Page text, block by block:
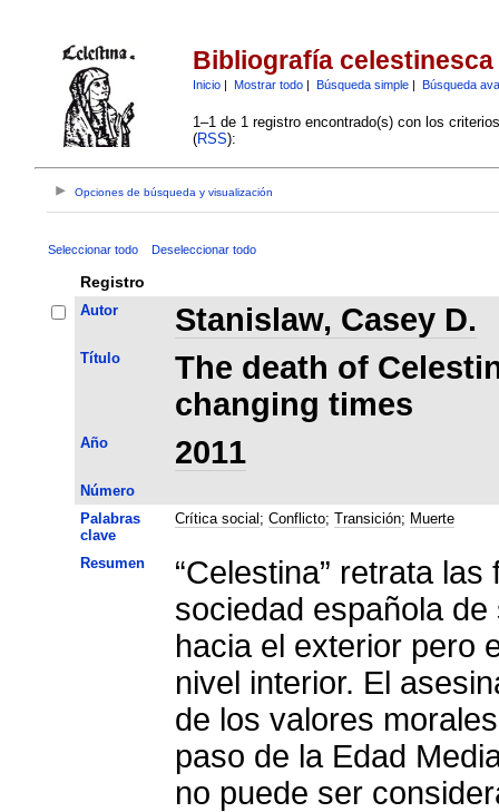
Bibliografía celestinesca
Inicio| Mostrar todo| Búsqueda simple| Búsqueda
1–1 de 1 registro encontrado(s) con los
(RSS):
Opciones de búsqueda y visualización
Seleccionar todo Deseleccionar todo
Registro
Autor Stanislaw, Casey D.
Título
The death of
changing times
Año 2011
Número
Palabras
clave
Crítica social ; Conflicto; Transición; Muerte
Resumen
“Celestina” retrata
sociedad española
hacia el exterior pero
nivel interior. El asesinato de Celestina refleja la pérdida
de los valores
paso de la Edad
no puede ser